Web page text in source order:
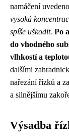
namáčení
vysoká
spíše uškodit. Po
do vhodného
vlhkostí a
dalšími
nařezání řízků a
a silnějšímu
Výsadba